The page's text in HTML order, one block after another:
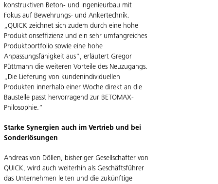
konstruktiven Beton- und Ingenieurbau mit
Fokus auf Bewehrungs- und Ankertechnik.
„QUICK zeichnet sich zudem durch eine hohe
Produktionseffizienz und ein sehr umfangreiches
Produktportfolio sowie eine hohe
Anpassungsfähigkeit aus“, erläutert Gregor
Püttmann die weiteren Vorteile des Neuzugangs.
„Die Lieferung von kundenindividuellen
Produkten innerhalb einer Woche direkt an die
Baustelle passt hervorragend zur BETOMAX-
Philosophie.“
Starke Synergien auch im Vertrieb und bei
Sonderlösungen
Andreas von Döllen, bisheriger Gesellschafter von
QUICK, wird auch weiterhin als Geschäftsführer
das Unternehmen leiten und die zukünftige